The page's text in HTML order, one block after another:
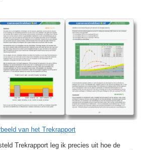
van het Trekrapport
Trekrapport leg ik precies uit hoe de